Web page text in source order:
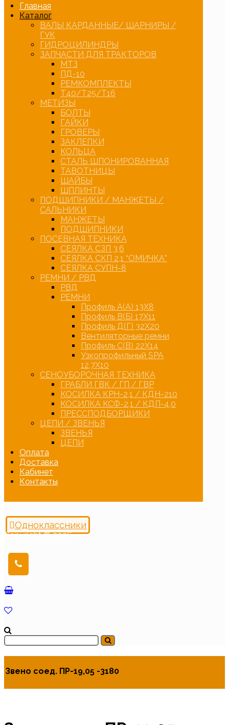
Главная
Каталог
ВАЛЫ КАРДАННЫЕ/ ШАРНИРЫ /
ГУК
ГИДРОЦИЛИНДРЫ
ЗАПЧАСТИ ДЛЯ ТРАКТОРОВ
МТЗ
ПД-10
РЕМКОМПЛЕКТЫ
Т40/Т25/Т16
МЕТИЗЫ
БОЛТЫ
ГАЙКИ
ГРОВЕРЫ
ЗАКЛЕПКИ
КОЛЬЦА
СТАЛЬ ШПОНИРОВАННАЯ
ТАВОТНИЦЫ
ШАЙБЫ
ШПЛИНТЫ
ПОДШИПНИКИ / МАНЖЕТЫ /
САЛЬНИКИ
МАНЖЕТЫ
ПОДШИПНИКИ
ПОСЕВНАЯ ТЕХНИКА
СЕЯЛКА СЗП 3,6
СЕЯЛКА СКП 2,1 “ОМИЧКА”
СЕЯЛКА СУПН-8
РЕМНИ / РВД
РВД
РЕМНИ
Профиль А(А) 13Х8
Профиль В(Б) 17Х11
Профиль Д(Г) 32Х20
Вентиляторные ремни
Профиль С(В) 22Х14
Узкопрофильный SPA
12,7Х10
СЕНОУБОРОЧНАЯ ТЕХНИКА
ГРАБЛИ ГВК / ГП / ГВР
КОСИЛКА КРН-2,1 / КДН-210
КОСИЛКА КСФ-2,1 / КДП-4,0
ПРЕССПОДБОРЩИКИ
ЦЕПИ / ЗВЕНЬЯ
ЗВЕНЬЯ
ЦЕПИ
Оплата
Доставка
Кабинет
Контакты
Одноклассники
Copyright © 2026
Звено соед. ПР-19,05 -3180